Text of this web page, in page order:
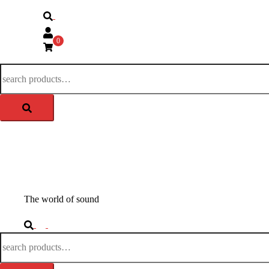
Search
0
The world of sound
Search